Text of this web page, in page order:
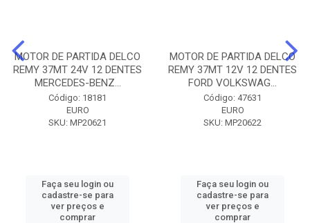
MOTOR DE PARTIDA DELCO
REMY 37MT 24V 12 DENTES
MERCEDES-BENZ...
Código: 18181
EURO
SKU: MP20621
Faça seu login ou
cadastre-se para
ver preços e
comprar
MOTOR DE PARTIDA DELCO
REMY 37MT 12V 12 DENTES
FORD VOLKSWAG...
Código: 47631
EURO
SKU: MP20622
Faça seu login ou
cadastre-se para
ver preços e
comprar